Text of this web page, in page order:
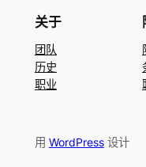
关于
团队
历史
职业
用 WordPress设计